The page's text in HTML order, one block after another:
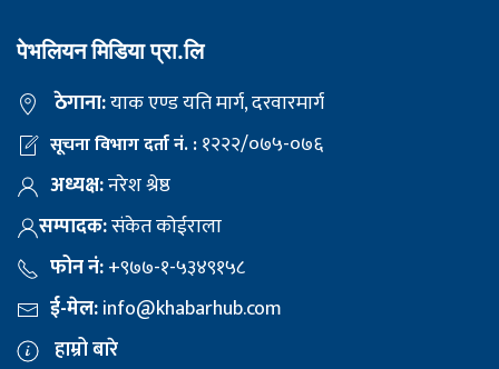
पेभलियन मिडिया प्रा.लि
ठेगाना:याक एण्ड यति मार्ग, दरवारमार्ग
सूचना विभाग दर्ता नं. :१२२२/०७५-०७६
अध्यक्ष:नरेश श्रेष्ठ
सम्पादक:संकेत कोईराला
फोन नं:+९७७-१-५३४९१५८
ई-मेल:info@khabarhub.com
हाम्रो बारे